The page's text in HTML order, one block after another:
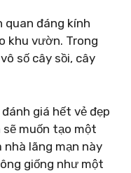
quan đáng kính
khu vườn. Trong
số cây sồi, cây
giá hết vẻ đẹp
muốn tạo một
nhà lãng mạn này
giống như một